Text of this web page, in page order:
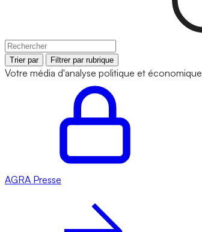
Trier par Filtrer par rubrique
Votre média d'analyse politique et économique
AGRA Presse